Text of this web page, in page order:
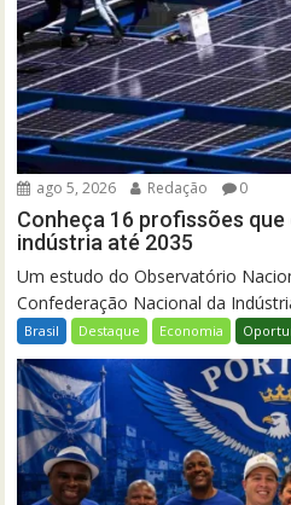
ago 5, 2026 Redação 0
Conheça 16 profissões
indústria até 2035
Um estudo do Observatório
Confederação Nacional da
Brasil Destaque Economia